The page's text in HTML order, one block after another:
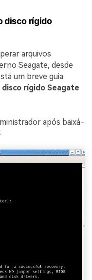
disco rígido
arquivos
Seagate, desde
um breve guia
rígido Seagate
após baixá-